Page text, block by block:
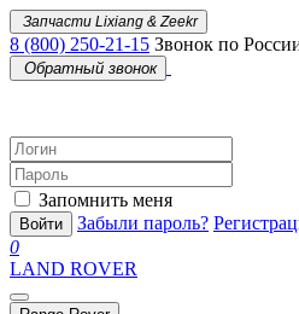
Запчасти Lixiang & Zeekr
8 (800) 250-21-15 Звонок по
Обратный звонок
Запомнить меня
Войти Забыли пароль?
0
LAND ROVER